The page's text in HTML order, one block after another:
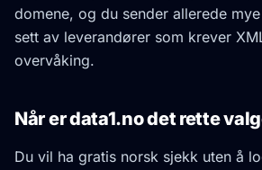
domene, og du sender allerede
sett av leverandører som krever
overvåking.
Når er data1.no det rette
Du vil ha gratis norsk sjekk uten å